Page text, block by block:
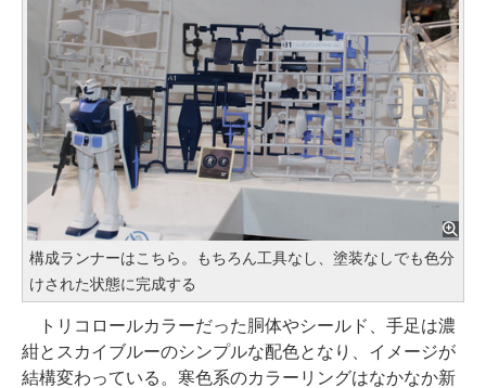
構成ランナーはこちら。もちろん工具なし、塗装なしでも色分
けされた状態に完成する
トリコロールカラーだった胴体やシールド、手足は濃
紺とスカイブルーのシンプルな配色となり、イメージが
結構変わっている。寒色系のカラーリングはなかなか新